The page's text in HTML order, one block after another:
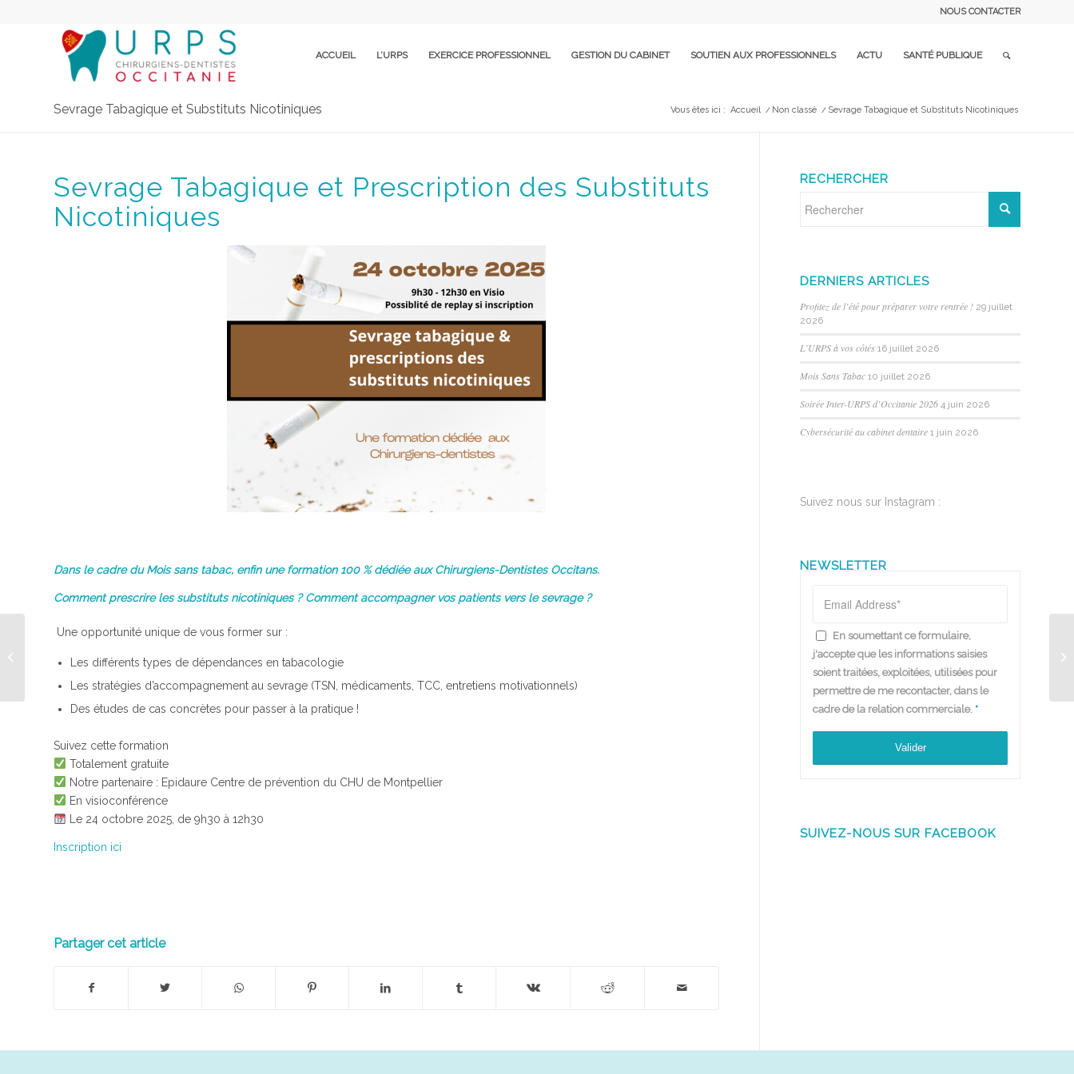
NOUS CONTACTER
ACCUEIL L’URPS EXERCICE PROFESSIONNEL GESTION DU CABINET SOUTIEN AUX PROFESSIONNELS ACTU SANTÉ PUBLIQUE
Sevrage Tabagique et Substituts Nicotiniques Vous êtes ici : Accueil / Non classé / Sevrage Tabagique et Substituts Nicotiniques
Sevrage Tabagique et Prescription des Substituts
Nicotiniques
Dans le cadre du Mois sans tabac, enfin une formation 100 % dédiée aux Chirurgiens-Dentistes Occitans.
Comment prescrire les substituts nicotiniques ? Comment accompagner vos patients vers le sevrage ?
Une opportunité unique de vous former sur :
Les différents types de dépendances en tabacologie
Les stratégies d’accompagnement au sevrage (TSN, médicaments, TCC, entretiens motivationnels)
Des études de cas concrètes pour passer à la pratique !
Suivez cette formation
Totalement gratuite
Notre partenaire : Epidaure Centre de prévention du CHU de Montpellier
En visioconférence
Le 24 octobre 2025, de 9h30 à 12h30
Inscription ici
Partager cet article
RECHERCHER
DERNIERS ARTICLES
Profitez de l’été pour préparer votre rentrée ! 29 juillet
2026
L’URPS à vos côtés 16 juillet 2026
Mois Sans Tabac 10 juillet 2026
Soirée Inter-URPS d’Occitanie 2026 4 juin 2026
Cybersécurité au cabinet dentaire 1 juin 2026
Suivez nous sur Instagram :
NEWSLETTER
En soumettant ce formulaire,
j'accepte que les informations saisies
soient traitées, exploitées, utilisées pour
permettre de me recontacter, dans le
cadre de la relation commerciale.*
SUIVEZ-NOUS SUR FACEBOOK
CD/Association SPS